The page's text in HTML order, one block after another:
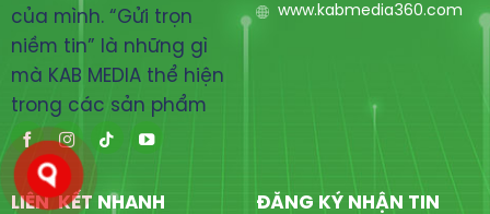
của mình. “Gửi trọn
niềm tin” là những gì
mà KAB MEDIA thể hiện
trong các sản phẩm
www.kabmedia360.com
LIÊN KẾT NHANH ĐĂNG KÝ NHẬN TIN